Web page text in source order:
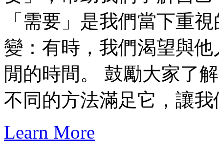
「需要」是我們當下重
變：有時，我們渴望與
閒的時間。 鼓勵大家了
不同的方法滿足它，讓
Learn More